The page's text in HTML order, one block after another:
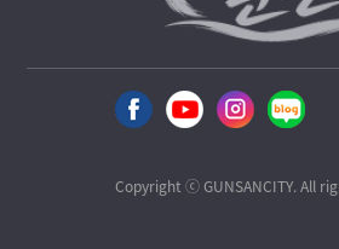
Copyright ⓒ GUNSANCITY. All